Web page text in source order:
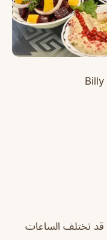
Billy